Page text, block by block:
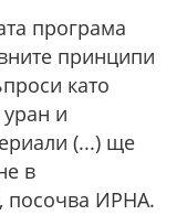
програма
принципи
като
и
(...) ще
в
посочва ИРНА.